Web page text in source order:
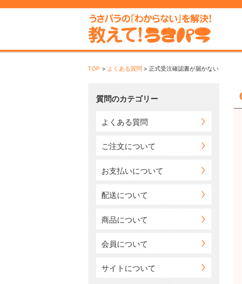
TOP よくある質問 正式受注確認書が届かない
質問のカテゴリー
よくある質問
ご注文について
お支払いについて
配送について
商品について
会員について
サイトについて